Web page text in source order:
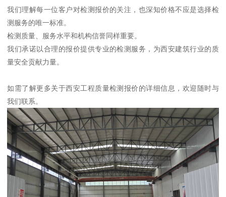
我们理解每一位客户对检测报价的关注，也深知价格不应是选择检
测服务的唯一标准。
检测质量、服务水平和机构信誉同样重要。
我们承诺以合理的报价提供专业的检测服务，为西安建筑行业的质
量安全贡献力量。
如需了解更多关于西安工程质量检测报价的详细信息，欢迎随时与
我们联系。